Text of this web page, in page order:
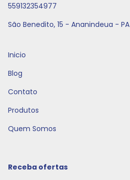
559132354977
São Benedito, 15 - Ananindeua - PA
Inicio
Blog
Contato
Produtos
Quem Somos
Receba ofertas